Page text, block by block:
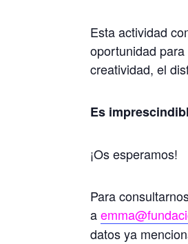
Esta actividad
oportunidad
creatividad, el
Es
¡Os esperamos!
Para
a
datos ya